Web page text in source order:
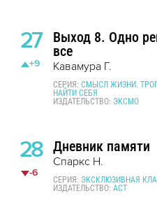
27
Выход 8. Одно
все
Кавамура Г.
СЕРИЯ: СМЫСЛ ЖИЗНИ.
НАЙТИ СЕБЯ
ИЗДАТЕЛЬСТВО: ЭКСМО
+9
28 Дневник памяти
Спаркс Н.
СЕРИЯ: ЭКСКЛЮЗИВНАЯ
ИЗДАТЕЛЬСТВО: АСТ
-6